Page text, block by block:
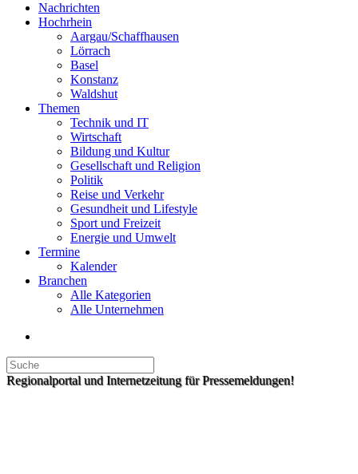
Nachrichten
Hochrhein
Aargau/Schaffhausen
Lörrach
Basel
Konstanz
Waldshut
Themen
Technik und IT
Wirtschaft
Bildung und Kultur
Gesellschaft und Religion
Politik
Reise und Verkehr
Gesundheit und Lifestyle
Sport und Freizeit
Energie und Umwelt
Termine
Kalender
Branchen
Alle Kategorien
Alle Unternehmen
Regionalportal und Internetzeitung für Pressemeldungen!